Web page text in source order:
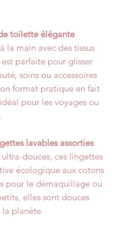
toilette élégante
la main avec des tissus
parfaite pour glisser
soins ou accessoires
format pratique en fait
pour les voyages ou
lavables assorties
douces, ces lingettes
écologique aux cotons
pour le démaquillage ou
elles sont douces
planète.